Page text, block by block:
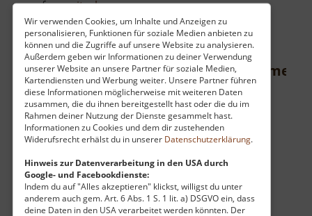
Wir verwenden Cookies, um Inhalte und Anzeigen zu
personalisieren, Funktionen für soziale Medien anbieten zu
können und die Zugriffe auf unsere Website zu analysieren.
Außerdem geben wir Informationen zu deiner Verwendung
unserer Website an unsere Partner für soziale Medien,
Kartendiensten und Werbung weiter. Unsere Partner führen
diese Informationen möglicherweise mit weiteren Daten
zusammen, die du ihnen bereitgestellt hast oder die du im
Rahmen deiner Nutzung der Dienste gesammelt hast.
Informationen zu Cookies und dem dir zustehenden
Widerufsrecht erhälst du in unserer Datenschutzerklärung.
Hinweis zur Datenverarbeitung in den USA durch
Google- und Facebookdienste:
Indem du auf "Alles akzeptieren" klickst, willigst du unter
anderem auch gem. Art. 6 Abs. 1 S. 1 lit. a) DSGVO ein, dass
deine Daten in den USA verarbeitet werden könnten. Der
auf.. »weiterlesenüber
Bergknappenerlebnisweg
und
Pferdegöpelmodell
Kapelle der Schutzpatrone Böhmens
Kaple Patronů Čech / Böhmisches Erzgebirge
aktuell vom 05.05.2024 / Zugriffe: 1929
47 km vom aktuellen Standort
Am Fuß der Ryzmburk (Riesenburg) steht eine